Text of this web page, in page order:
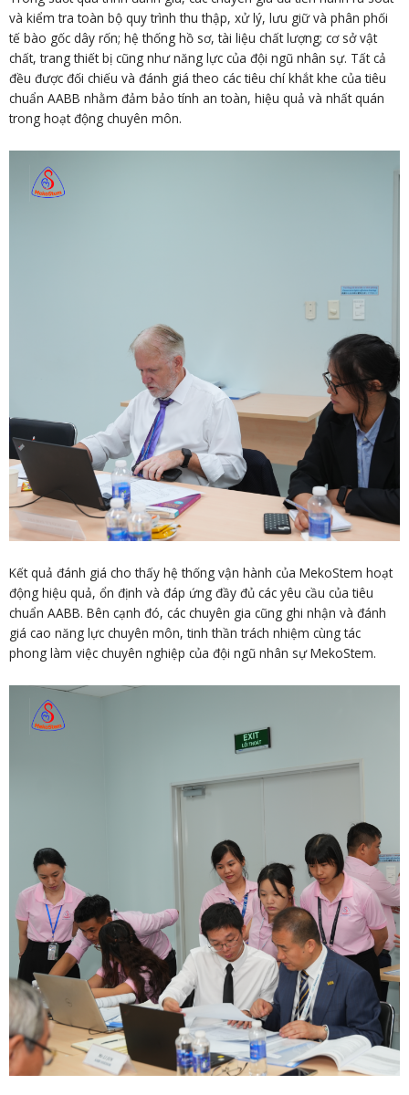
và kiểm tra toàn bộ quy trình thu thập, xử lý, lưu giữ và phân phối
tế bào gốc dây rốn; hệ thống hồ sơ, tài liệu chất lượng; cơ sở vật
chất, trang thiết bị cũng như năng lực của đội ngũ nhân sự. Tất cả
đều được đối chiếu và đánh giá theo các tiêu chí khắt khe của tiêu
chuẩn AABB nhằm đảm bảo tính an toàn, hiệu quả và nhất quán
trong hoạt động chuyên môn.
Kết quả đánh giá cho thấy hệ thống vận hành của MekoStem hoạt
động hiệu quả, ổn định và đáp ứng đầy đủ các yêu cầu của tiêu
chuẩn AABB. Bên cạnh đó, các chuyên gia cũng ghi nhận và đánh
giá cao năng lực chuyên môn, tinh thần trách nhiệm cùng tác
phong làm việc chuyên nghiệp của đội ngũ nhân sự MekoStem.